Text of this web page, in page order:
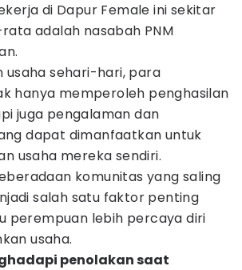
di Dapur Female ini sekitar
adalah nasabah PNM
usaha sehari-hari, para
hanya memperoleh penghasilan
juga pengalaman dan
dapat dimanfaatkan untuk
usaha mereka sendiri.
komunitas yang saling
salah satu faktor penting
perempuan lebih percaya diri
usaha.
penolakan saat